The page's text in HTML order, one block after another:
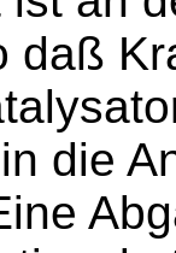
daß
die